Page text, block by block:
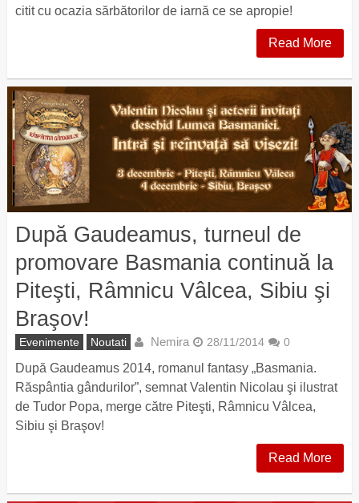
citit cu ocazia sărbătorilor de iarnă ce se apropie!
Read More
După Gaudeamus, turneul de
promovare Basmania continuă la
Piteşti, Râmnicu Vâlcea, Sibiu şi
Braşov!
Evenimente Noutati Nemira 28/11/2014 0
După Gaudeamus 2014, romanul fantasy „Basmania.
Răspântia gândurilor”, semnat Valentin Nicolau şi ilustrat
de Tudor Popa, merge către Piteşti, Râmnicu Vâlcea,
Sibiu şi Braşov!
Read More